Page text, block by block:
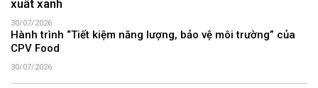
xuất xanh
30/07/2026
Hành trình “Tiết kiệm năng lượng, bảo vệ môi trường” của
CPV Food
30/07/2026